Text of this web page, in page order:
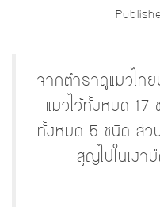
จากตำราดูแมวไท
แมวไว้ทั้งหมด 17
ทั้งหมด 5 ชนิด ส่ว
สูญไปในเง